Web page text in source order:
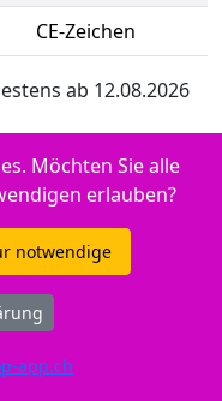
CE-Zeichen
ab 12.08.2026
2923
e - HP DeskJet 4300
4321 - HP DeskJet
Möchten Sie alle
erlauben?
notwendige
app.ch